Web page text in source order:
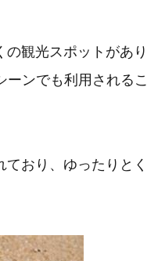
観光スポットがあ
ンでも利用される
おり、ゆったりと